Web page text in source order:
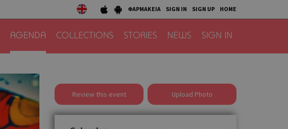
ΦΑΡΜΑΚΕΙΑ SIGN IN SIGN UP HOME
AGENDA COLLECTIONS STORIES NEWS SIGN IN
Review this event Upload Photo